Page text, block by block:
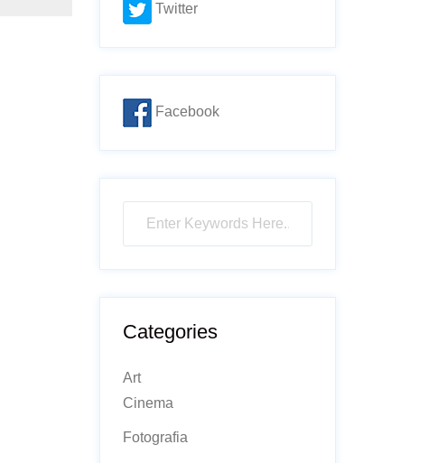
Twitter
Facebook
Categories
Art
Cinema
Fotografia